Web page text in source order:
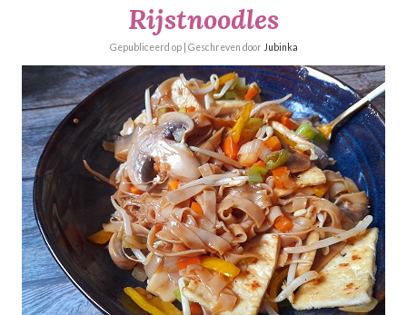
Rijstnoodles
Gepubliceerd op | Geschreven door Jubinka